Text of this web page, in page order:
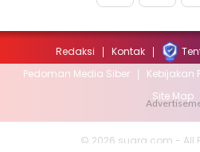
Redaksi Kontak
Pedoman Media Siber
Kebijakan
Site Map
© 2026 suara.com - All